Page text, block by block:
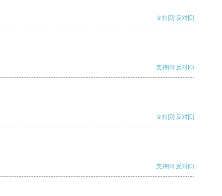
支持[0] 反对[0]
支持[0] 反对[0]
支持[0] 反对[0]
支持[0] 反对[0]